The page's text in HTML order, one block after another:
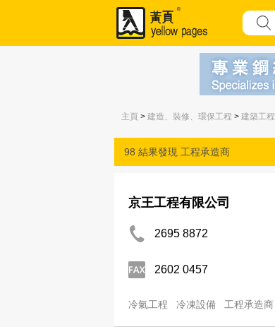
主頁 > 建造、裝修、環保工程 > 建築工程
98 結果發現 工程承造商
京王工程有限公司
2695 8872
2602 0457
冷氣工程 冷凍設備 工程承造商